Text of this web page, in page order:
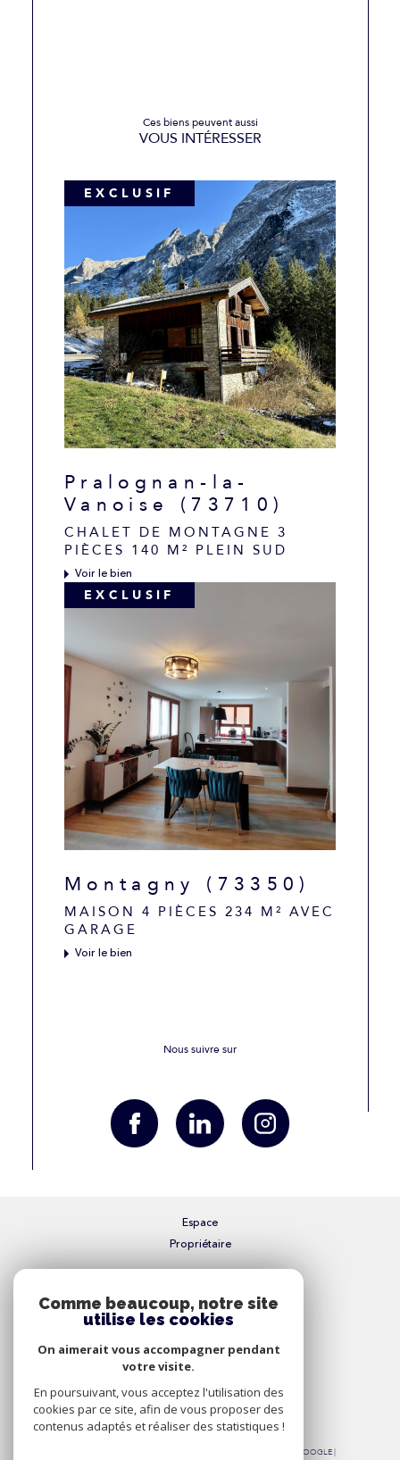
Ces biens peuvent aussi
VOUS INTÉRESSER
EXCLUSIF
Pralognan-la-
Vanoise (73710)
CHALET DE MONTAGNE 3
PIÈCES 140 M² PLEIN SUD
Voir le bien
EXCLUSIF
Montagny (73350)
MAISON 4 PIÈCES 234 M² AVEC
GARAGE
Voir le bien
Nous suivre sur
Espace
Propriétaire
Adhérons
© 2026 | TOUS DROITS RÉSERVÉS | TRADUCTION POWERED BY GOOGLE |
Comme beaucoup, notre site
utilise les cookies
On aimerait vous accompagner pendant
votre visite.
En poursuivant, vous acceptez l'utilisation des
cookies par ce site, afin de vous proposer des
contenus adaptés et réaliser des statistiques !